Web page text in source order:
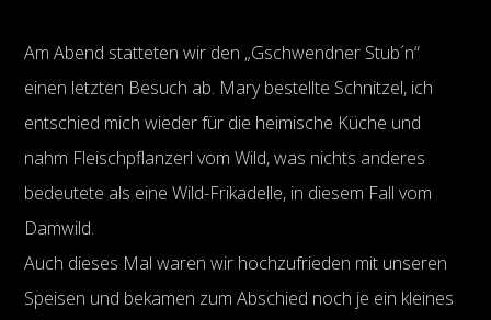
Am Abend statteten wir den „Gschwendner Stub´n“
einen letzten Besuch ab. Mary bestellte Schnitzel, ich
entschied mich wieder für die heimische Küche und
nahm Fleischpflanzerl vom Wild, was nichts anderes
bedeutete als eine Wild-Frikadelle, in diesem Fall vom
Damwild.
Auch dieses Mal waren wir hochzufrieden mit unseren
Speisen und bekamen zum Abschied noch je ein kleines